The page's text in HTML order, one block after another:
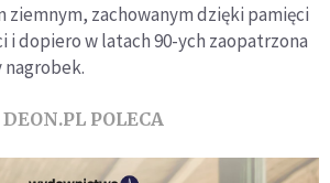
zachowanym dzięki pamięci
i dopiero w latach 90-ych zaopatrzona
nagrobek.
DEON.PL POLECA